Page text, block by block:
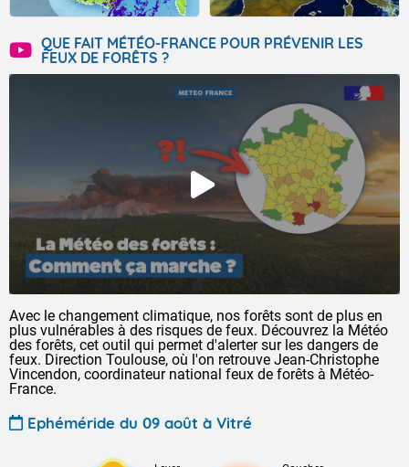
QUE FAIT MÉTÉO-FRANCE POUR PRÉVENIR LES
FEUX DE FORÊTS ?
Avec le changement climatique, nos forêts sont de plus en
plus vulnérables à des risques de feux. Découvrez la Météo
des forêts, cet outil qui permet d'alerter sur les dangers de
feux. Direction Toulouse, où l'on retrouve Jean-Christophe
Vincendon, coordinateur national feux de forêts à Météo-
France.
Ephéméride du 09 août à Vitré